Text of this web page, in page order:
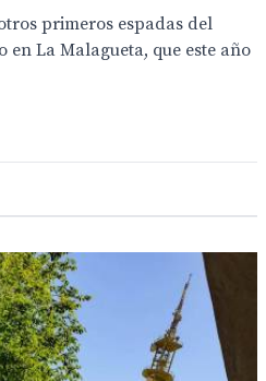
primeros espadas del
La Malagueta, que este año